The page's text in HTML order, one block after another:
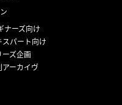
ナーズ向け
スパート向け
ーズ企画
アーカイヴ